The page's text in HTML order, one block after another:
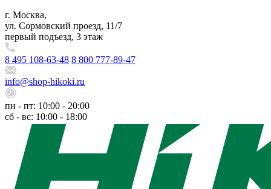
г. Москва,
ул. Сормовский проезд, 11/7
первый подъезд, 3 этаж
8 495 108-63-48 8 800 777-89-47
info@shop-hikoki.ru
пн - пт: 10:00 - 20:00
сб - вс: 10:00 - 18:00